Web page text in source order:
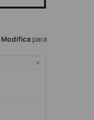
Modifica para